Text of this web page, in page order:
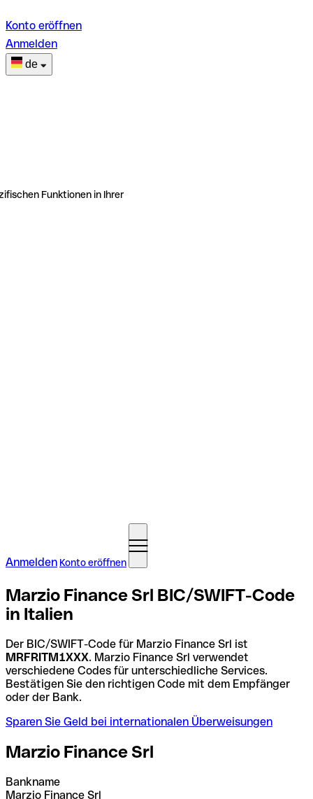
Konto eröffnen
Anmelden
de
Funktionen in Ihrer
Anmelden Konto eröffnen
Marzio Finance Srl BIC/SWIFT-Code
in Italien
Der BIC/SWIFT-Code für Marzio Finance Srl ist
MRFRITM1XXX. Marzio Finance Srl verwendet
verschiedene Codes für unterschiedliche Services.
Bestätigen Sie den richtigen Code mit dem Empfänger
oder der Bank.
Sparen Sie Geld bei internationalen Überweisungen
Marzio Finance Srl
Bankname
Marzio Finance Srl